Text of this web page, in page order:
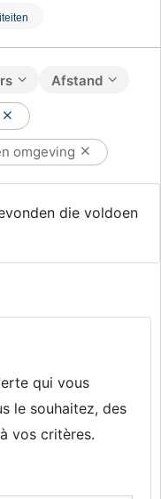
Afstand
omgeving
die voldoen
qui vous
le souhaitez, des
vos critères.